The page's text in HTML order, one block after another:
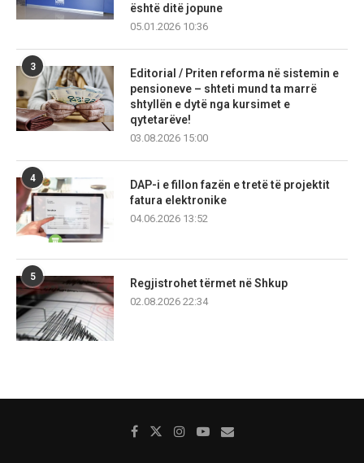
është ditë jopune
05.01.2026 10:36
3
Editorial / Priten reforma në sistemin e
pensioneve – shteti mund ta marrë
shtyllën e dytë nga kursimet e
qytetarëve!
03.08.2026 15:00
4
DAP-i e fillon fazën e tretë të projektit
fatura elektronike
04.06.2026 13:52
5
Regjistrohet tërmet në Shkup
02.08.2026 22:34